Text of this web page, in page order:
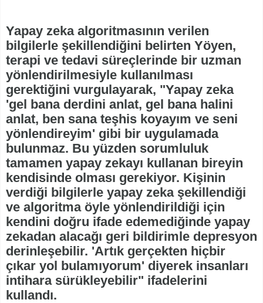
Yapay zeka algoritmasının verilen
bilgilerle şekillendiğini belirten Yöyen,
terapi ve tedavi süreçlerinde bir uzman
yönlendirilmesiyle kullanılması
gerektiğini vurgulayarak, "Yapay zeka
'gel bana derdini anlat, gel bana halini
anlat, ben sana teşhis koyayım ve seni
yönlendireyim' gibi bir uygulamada
bulunmaz. Bu yüzden sorumluluk
tamamen yapay zekayı kullanan bireyin
kendisinde olması gerekiyor. Kişinin
verdiği bilgilerle yapay zeka şekillendiği
ve algoritma öyle yönlendirildiği için
kendini doğru ifade edemediğinde yapay
zekadan alacağı geri bildirimle depresyon
derinleşebilir. 'Artık gerçekten hiçbir
çıkar yol bulamıyorum' diyerek insanları
intihara sürükleyebilir" ifadelerini
kullandı.